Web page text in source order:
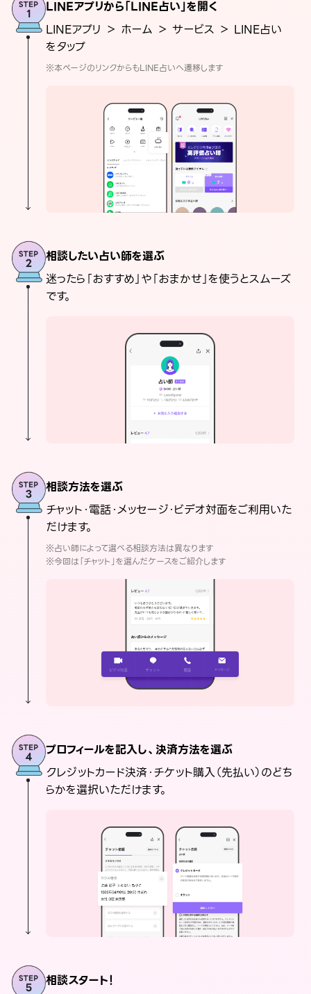
LINEアプリから「LINE占い」を開く
LINEアプリ ＞ ホーム ＞ サービス ＞ LINE占い
をタップ
※本ページのリンクからもLINE占いへ遷移します
相談したい占い師を選ぶ
迷ったら「おすすめ」や「おまかせ」を使うとスムーズ
です。
相談方法を選ぶ
チャット・電話・メッセージ・ビデオ対面をご利用いた
だけます。
※占い師によって選べる相談方法は異なります
※今回は「チャット」を選んだケースをご紹介します
プロフィールを記入し、決済方法を選ぶ
クレジットカード決済・チケット購入（先払い）のどち
らかを選択いただけます。
相談スタート！